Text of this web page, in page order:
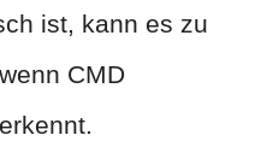
ist, kann es zu
CMD